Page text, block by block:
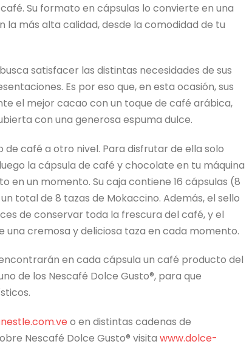
Su formato en cápsulas lo convierte en una
más alta calidad, desde la comodidad de tu
satisfacer las distintas necesidades de sus
Es por eso que, en esta ocasión, sus
el mejor cacao con un toque de café arábica,
con una generosa espuma dulce.
café a otro nivel. Para disfrutar de ella solo
la cápsula de café y chocolate en tu máquina
en un momento. Su caja contiene 16 cápsulas (8
total de 8 tazas de Mokaccino. Además, el sello
de conservar toda la frescura del café, y el
cremosa y deliciosa taza en cada momento.
en cada cápsula un café producto del
de los Nescafé Dolce Gusto®, para que
o en distintas cadenas de
Nescafé Dolce Gusto® visita www.dolce-